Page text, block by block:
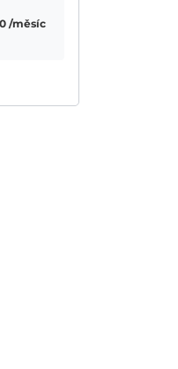
/měsíc